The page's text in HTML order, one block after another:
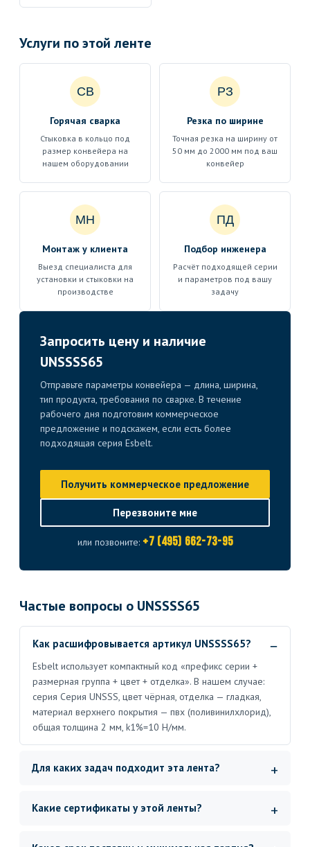
Услуги по этой ленте
СВ
Горячая сварка
Стыковка в кольцо под
размер конвейера на
нашем оборудовании
РЗ
Резка по ширине
Точная резка на ширину от
50 мм до 2000 мм под ваш
конвейер
МН
Монтаж у клиента
Выезд специалиста для
установки и стыковки на
производстве
ПД
Подбор инженера
Расчёт подходящей серии
и параметров под вашу
задачу
Запросить цену и наличие
UNSSSS65
Отправьте параметры конвейера — длина, ширина,
тип продукта, требования по сварке. В течение
рабочего дня подготовим коммерческое
предложение и подскажем, если есть более
подходящая серия Esbelt.
Получить коммерческое предложение
Перезвоните мне
или позвоните: +7 (495) 662-73-95
Частые вопросы о UNSSSS65
Как расшифровывается артикул UNSSSS65?
Esbelt использует компактный код «префикс серии +
размерная группа + цвет + отделка». В нашем случае:
серия Серия UNSSS, цвет чёрная, отделка — гладкая,
материал верхнего покрытия — пвх (поливинилхлорид),
общая толщина 2 мм, k1%=10 Н/мм.
Для каких задач подходит эта лента?
Какие сертификаты у этой ленты?